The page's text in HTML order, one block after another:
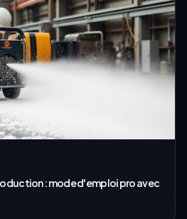
: mode d'emploi pro avec